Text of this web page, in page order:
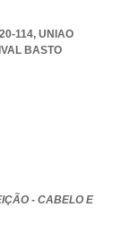
114, UNIAO
BASTO
- CABELO E